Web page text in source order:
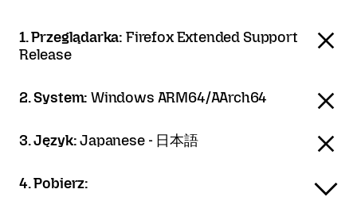
1. Przeglądarka: Firefox Extended Support
Release
2. System:Windows ARM64/AArch64
3. Język:Japanese - 日本語
4. Pobierz: